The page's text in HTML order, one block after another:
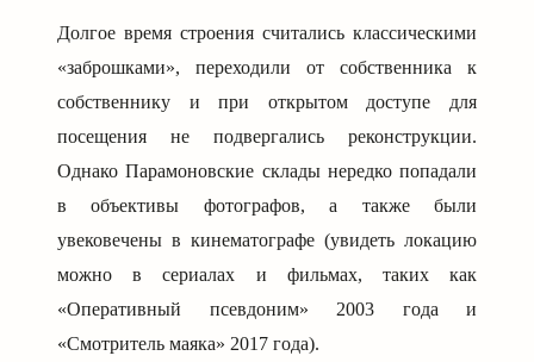
Долгое время строения считались классическими
«заброшками», переходили от собственника к
собственнику и при открытом доступе для
посещения не подвергались реконструкции.
Однако Парамоновские склады нередко попадали
в объективы фотографов, а также были
увековечены в кинематографе (увидеть локацию
можно в сериалах и фильмах, таких как
«Оперативный псевдоним» 2003 года и
«Смотритель маяка» 2017 года).